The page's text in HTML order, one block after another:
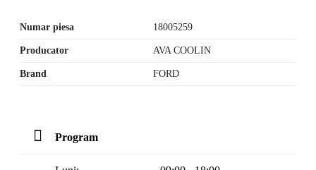
Numar piesa 18005259
Producator AVA COOLIN
Brand FORD
Program